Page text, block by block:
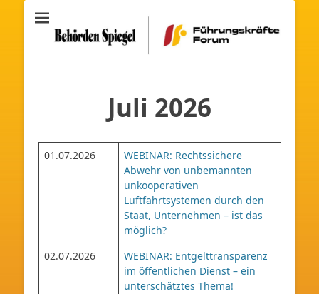
Archiv
Führungskräfte
Juli 2026
01.07.2026
WEBINAR: Rechtssichere
Abwehr von unbemannten
unkooperativen
Luftfahrtsystemen durch den
Staat, Unternehmen – ist das
möglich?
02.07.2026
WEBINAR: Entgelttransparenz
im öffentlichen Dienst – ein
unterschätztes Thema!